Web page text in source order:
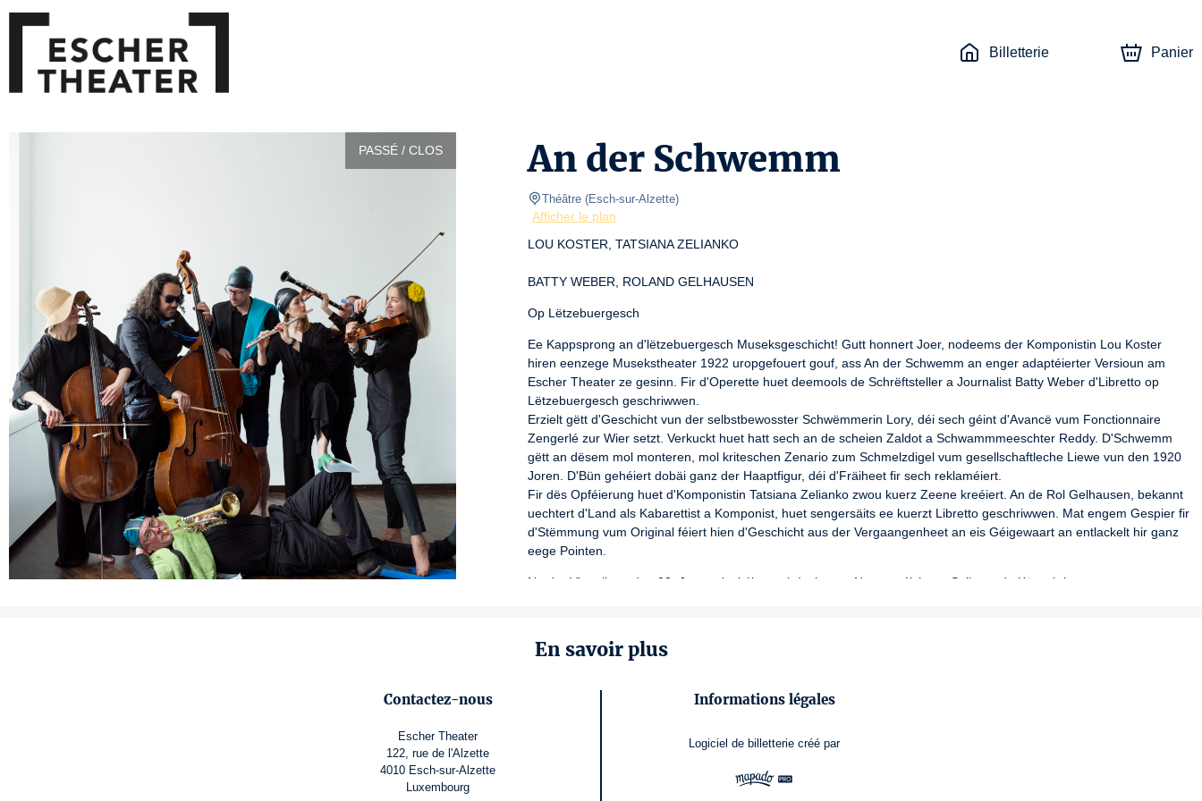
Billetterie Panier
PASSÉ / CLOS An der Schwemm
Théâtre (Esch-sur-Alzette)
Afficher le plan
LOU KOSTER, TATSIANA ZELIANKO
BATTY WEBER, ROLAND GELHAUSEN
Op Lëtzebuergesch
Ee Kappsprong an d'lëtzebuergesch Museksgeschicht! Gutt honnert Joer, nodeems der Komponistin Lou Koster
hiren eenzege Musekstheater 1922 uropgefouert gouf, ass An der Schwemm an enger adaptéierter Versioun am
Escher Theater ze gesinn. Fir d'Operette huet deemools de Schrëftsteller a Journalist Batty Weber d'Libretto op
Lëtzebuergesch geschriwwen.
Erzielt gëtt d'Geschicht vun der selbstbewosster Schwëmmerin Lory, déi sech géint d'Avancë vum Fonctionnaire
Zengerlé zur Wier setzt. Verkuckt huet hatt sech an de scheien Zaldot a Schwammmeeschter Reddy. D'Schwemm
gëtt an dësem mol monteren, mol kriteschen Zenario zum Schmelzdigel vum gesellschaftleche Liewe vun den 1920
Joren. D'Bün gehéiert dobäi ganz der Haaptfigur, déi d'Fräiheet fir sech reklaméiert.
Fir dës Opféierung huet d'Komponistin Tatsiana Zelianko zwou kuerz Zeene kreéiert. An de Rol Gelhausen, bekannt
uechtert d'Land als Kabarettist a Komponist, huet sengersäits ee kuerzt Libretto geschriwwen. Mat engem Gespier fir
d'Stëmmung vum Original féiert hien d'Geschicht aus der Vergaangenheet an eis Géigewaart an entlackelt hir ganz
eege Pointen.
No der Virstellung den 28. Januar invitéiere mir Iech op e Nogespréich am Sall mat de Kënschtler.
En savoir plus
Contactez-nous
Escher Theater
122, rue de l'Alzette
4010 Esch-sur-Alzette
Luxembourg
Informations légales
Logiciel de billetterie créé par